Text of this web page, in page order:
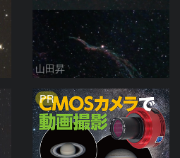
山田昇
PR